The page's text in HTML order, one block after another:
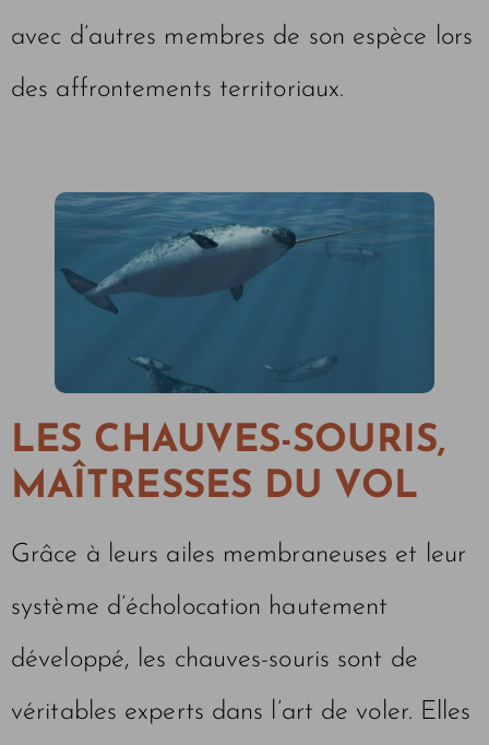
avec d’autres membres de son espèce lors
des affrontements territoriaux.
LES CHAUVES-SOURIS,
MAÎTRESSES DU VOL
Grâce à leurs ailes membraneuses et leur
système d’écholocation hautement
développé, les chauves-souris sont de
véritables experts dans l’art de voler. Elles